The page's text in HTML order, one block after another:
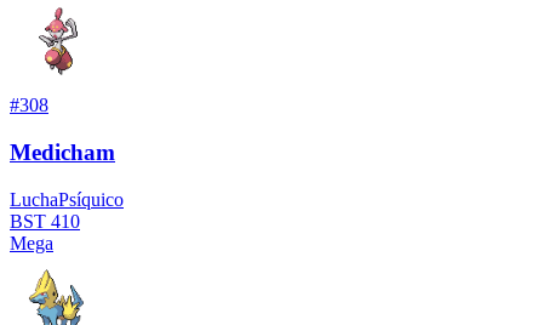
#308
Medicham
LuchaPsíquico
BST 410
Mega